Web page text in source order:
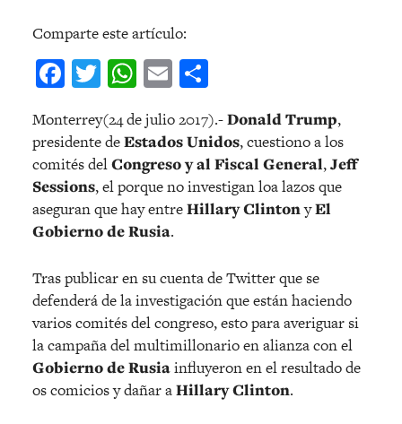
Comparte este artículo:
Facebook
Twitter
WhatsApp
Email
Monterrey(24 de julio 2017).-Donald Trump,
presidente deEstados Unidos, cuestiono a los
comités delCongreso y al Fiscal General,Jeff
Sessions, el porque no investigan loa lazos que
aseguran que hay entreHillary ClintonyEl
Gobierno de Rusia.
Tras publicar en su cuenta de Twitter que se
defenderá de la investigación que están haciendo
varios comités del congreso, esto para averiguar si
la campaña del multimillonario en alianza con el
Gobierno de Rusiainfluyeron en el resultado de
os comicios y dañar aHillary Clinton.